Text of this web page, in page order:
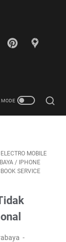
ELECTRO MOBILE
/ IPHONE
SERVICE